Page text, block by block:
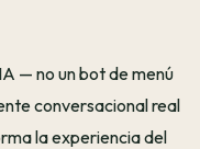
— no un bot de menú
conversacional real
la experiencia del